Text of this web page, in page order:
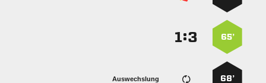
65’
:
68’
Auswechslung